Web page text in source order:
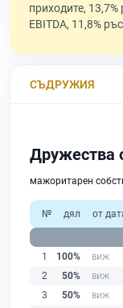
приходите,
EBITDA, 11,8%
СЪДРУЖИЯ
Дружества
мажоритарен
№ дял от
1
100%
2
50%
3
50%